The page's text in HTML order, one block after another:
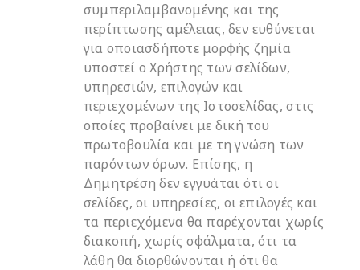
συμπεριλαμβανομένης και της
περίπτωσης αμέλειας, δεν ευθύνεται
για οποιασδήποτε μορφής ζημία
υποστεί ο Χρήστης των σελίδων,
υπηρεσιών, επιλογών και
περιεχομένων της Ιστοσελίδας, στις
οποίες προβαίνει με δική του
πρωτοβουλία και με τη γνώση των
παρόντων όρων. Επίσης, η
Δημητρέση δεν εγγυάται ότι οι
σελίδες, οι υπηρεσίες, οι επιλογές και
τα περιεχόμενα θα παρέχονται χωρίς
διακοπή, χωρίς σφάλματα, ότι τα
λάθη θα διορθώνονται ή ότι θα